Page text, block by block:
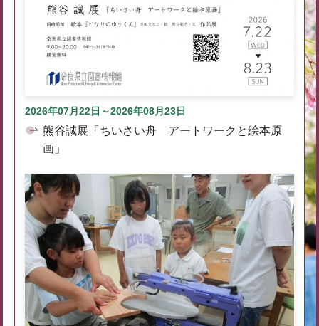
2026年07月22日～2026年08月23日
熊谷誠展「ちいさい舟 アートワークと絵本原
画」